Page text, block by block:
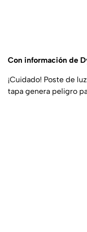
Con información de
¡Cuidado! Poste de
tapa genera peligro